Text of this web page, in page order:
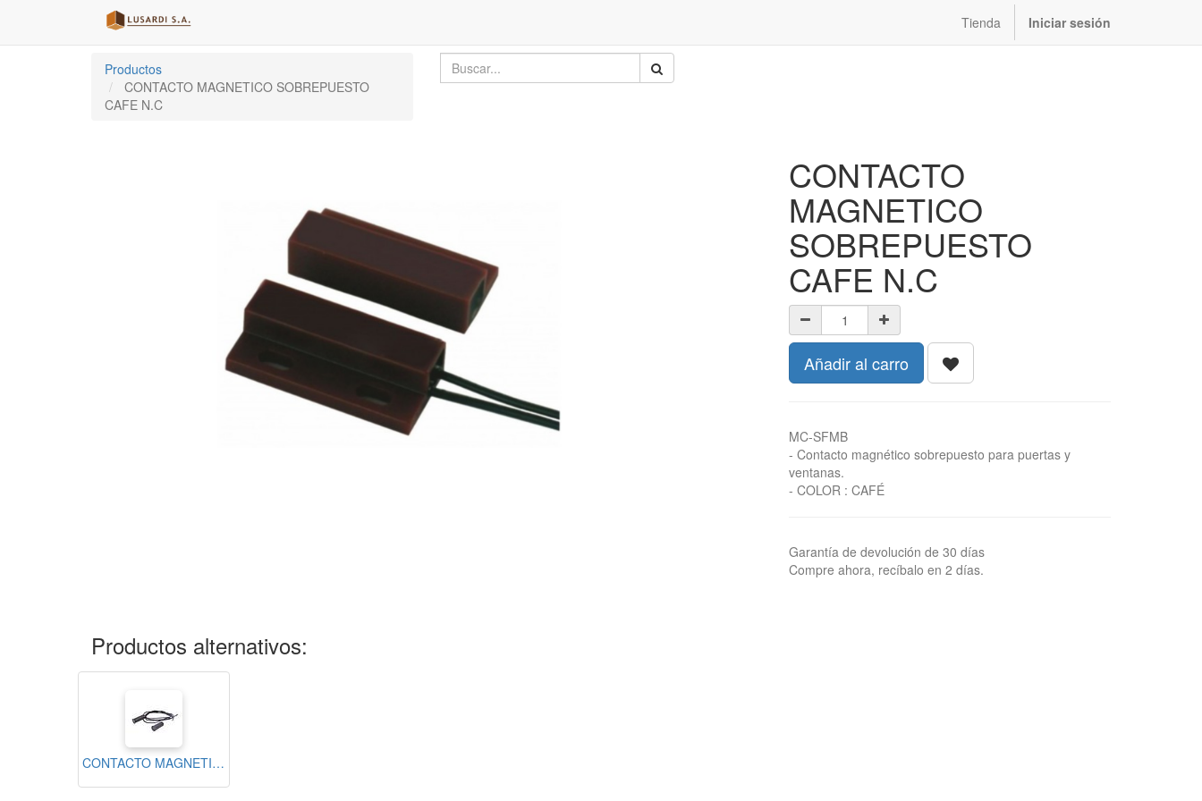
Tienda Iniciar sesión
Productos
CONTACTO MAGNETICO SOBREPUESTO
CAFE N.C
CONTACTO
MAGNETICO
SOBREPUESTO
CAFE N.C
Añadir al carro
MC-SFMB
- Contacto magnético sobrepuesto para puertas y
ventanas.
- COLOR : CAFÉ
Garantía de devolución de 30 días
Compre ahora, recíbalo en 2 días.
Productos alternativos:
CONTACTO MAGNETICO EMPOTRADO CAFE N.C